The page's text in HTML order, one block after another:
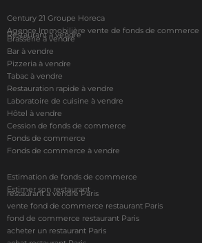
Century 21 Groupe Horeca
Agence Immobilière vente de fonds de commerce
Restaurant à vendre
Brasserie à vendre
Bar à vendre
Pizzeria à vendre
Tabac à vendre
Restauration rapide à vendre
Laboratoire de cuisine à vendre
Hôtel à vendre
Cession de fonds de commerce
Fonds de commerce
Fonds de commerce à vendre
Estimation de fonds de commerce
Estimer son restaurant
restaurant à vendre Paris
vente fond de commerce restaurant Paris
fond de commerce restaurant Paris
acheter un restaurant Paris